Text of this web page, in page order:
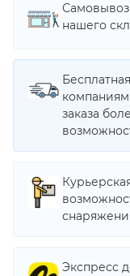
Самовывоз
нашего
заказа
Экспресс